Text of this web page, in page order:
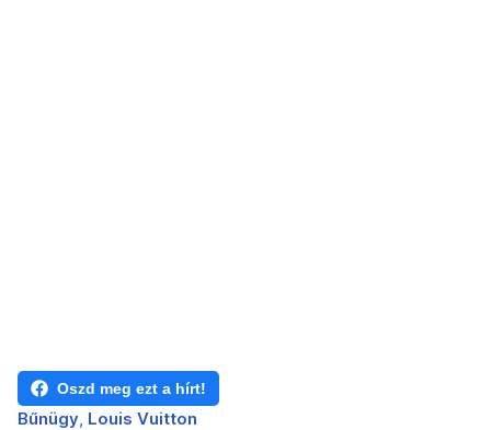
Oszd meg ezt a hírt!
Bűnügy Louis Vuitton